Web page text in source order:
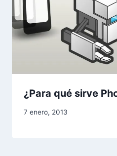
¿Para qué sirve
7 enero, 2013